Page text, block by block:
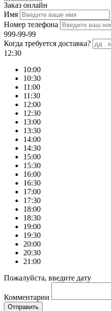
Заказ онлайн
Имя
Номер телефона
999-99-99
Когда требуется доставка?
12:30
10:00
10:30
11:00
11:30
12:00
12:30
13:00
13:30
14:00
14:30
15:00
15:30
16:00
16:30
17:00
17:30
18:00
18:30
19:00
19:30
20:00
20:30
21:00
Пожалуйста, введите дату
Комментарии
Отправить